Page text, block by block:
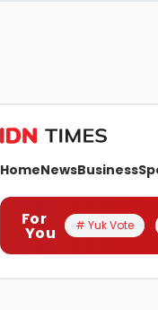
HomeNewsBusiness
For
You # Yuk Vote